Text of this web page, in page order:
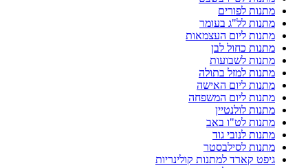
מתנות לפורים
מתנות לל"ג בעומר
מתנות ליום העצמאות
מתנות כחול לבן
מתנות לשבועות
מתנות למזל בתולה
מתנות ליום האישה
מתנות ליום המשפחה
מתנות לולנטיין
מתנות לט"ו באב
מתנות לנובי גוד
מתנות לסילבסטר
גיפט קארד למתנות קולינריות